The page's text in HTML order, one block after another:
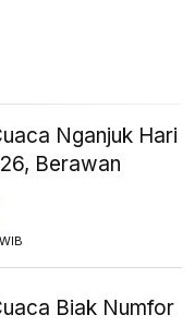
Nganjuk Hari
Berawan
Biak Numfor